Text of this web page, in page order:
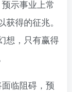
示事业上常
得的征兆。
想，只有赢得
临阻碍，预